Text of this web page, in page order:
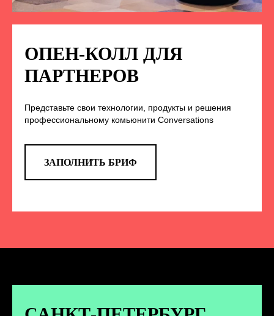
ОПЕН-КОЛЛ ДЛЯ
ПАРТНЕРОВ
Представьте свои технологии, продукты и решения
профессиональному комьюнити Conversations
ЗАПОЛНИТЬ БРИФ
НА НАС В СОЦСЕТЯХ
TELEGRAM
анонс новых спикеров и другие
новости конференции